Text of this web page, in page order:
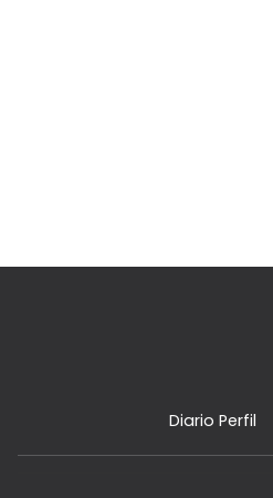
Diario Perfil